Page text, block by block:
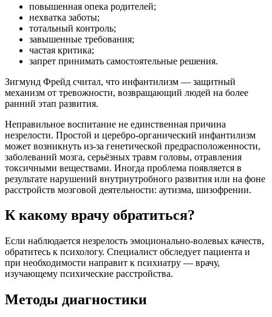
повышенная опека родителей;
нехватка заботы;
тотальный контроль;
завышенные требования;
частая критика;
запрет принимать самостоятельные решения.
Зигмунд Фрейд считал, что инфантилизм — защитный
механизм от тревожности, возвращающий людей на более
ранний этап развития.
Неправильное воспитание не единственная причина
незрелости. Простой и церебро-органический инфантилизм
может возникнуть из-за генетической предрасположенности,
заболеваний мозга, серьёзных травм головы, отравления
токсичными веществами. Иногда проблема появляется в
результате нарушений внутриутробного развития или на фоне
расстройств мозговой деятельности: аутизма, шизофрении.
К какому врачу обратиться?
Если наблюдается незрелость эмоционально-волевых качеств,
обратитесь к психологу. Специалист обследует пациента и
при необходимости направит к психиатру — врачу,
изучающему психические расстройства.
Методы диагностики